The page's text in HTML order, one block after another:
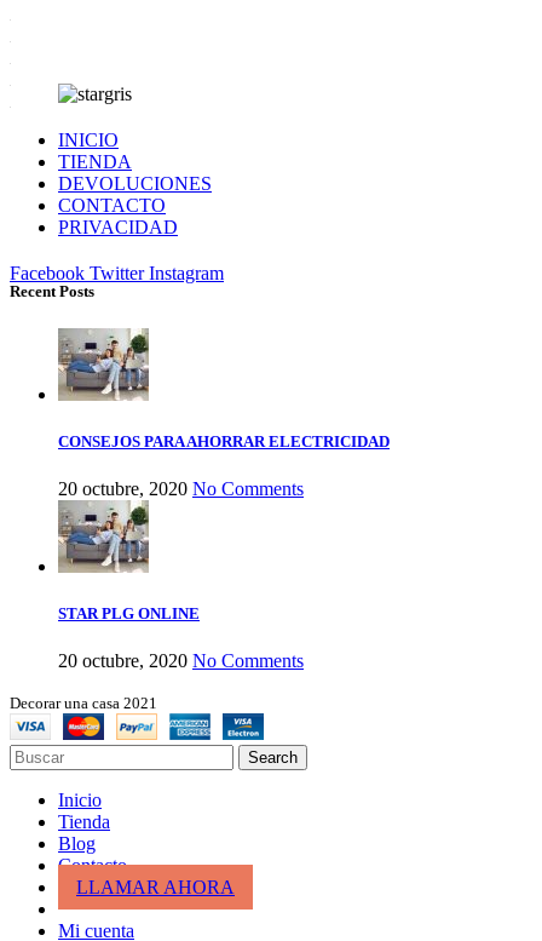
INICIO
TIENDA
DEVOLUCIONES
CONTACTO
PRIVACIDAD
Facebook Twitter Instagram
Recent Posts
CONSEJOS PARA AHORRAR ELECTRICIDAD
20 octubre, 2020 No Comments
STAR PLG ONLINE
20 octubre, 2020 No Comments
Decorar una casa 2021
Search
Inicio
Tienda
Blog
Contacto
LLAMAR AHORA
Mi cuenta